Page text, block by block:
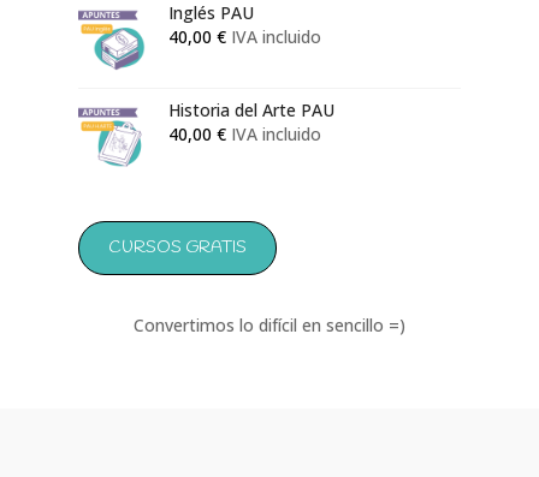
Inglés PAU
40,00 € IVA incluido
Historia del Arte PAU
40,00 € IVA incluido
CURSOS GRATIS
Convertimos lo difícil en sencillo =)